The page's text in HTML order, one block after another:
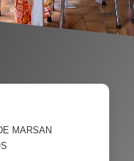
MARSAN